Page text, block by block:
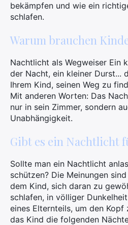
bekämpfen und wie ein
schlafen.
Warum brauchen
Nachtlicht als Wegweiser Ein
der Nacht, ein kleiner Durst...
Ihrem Kind, seinen Weg zu
Mit anderen Worten: Das
nur in sein Zimmer, sondern
Unabhängigkeit.
Gibt es ein Nachtlicht
Sollte man ein Nachtlicht
schützen? Die Meinungen
dem Kind, sich daran zu
schlafen, in völliger
eines Elternteils, um den Kopf
das Kind die folgenden